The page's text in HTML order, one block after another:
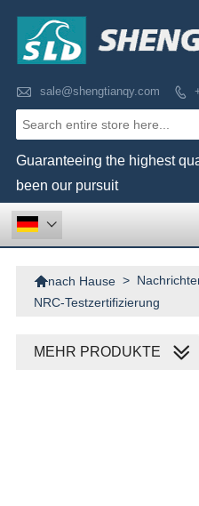
 sale@shengtianqy.com 
Guaranteeing the highest
been our pursuit

nach Hause >
NRC-Testzertifizierung
MEHR PRODUKTE